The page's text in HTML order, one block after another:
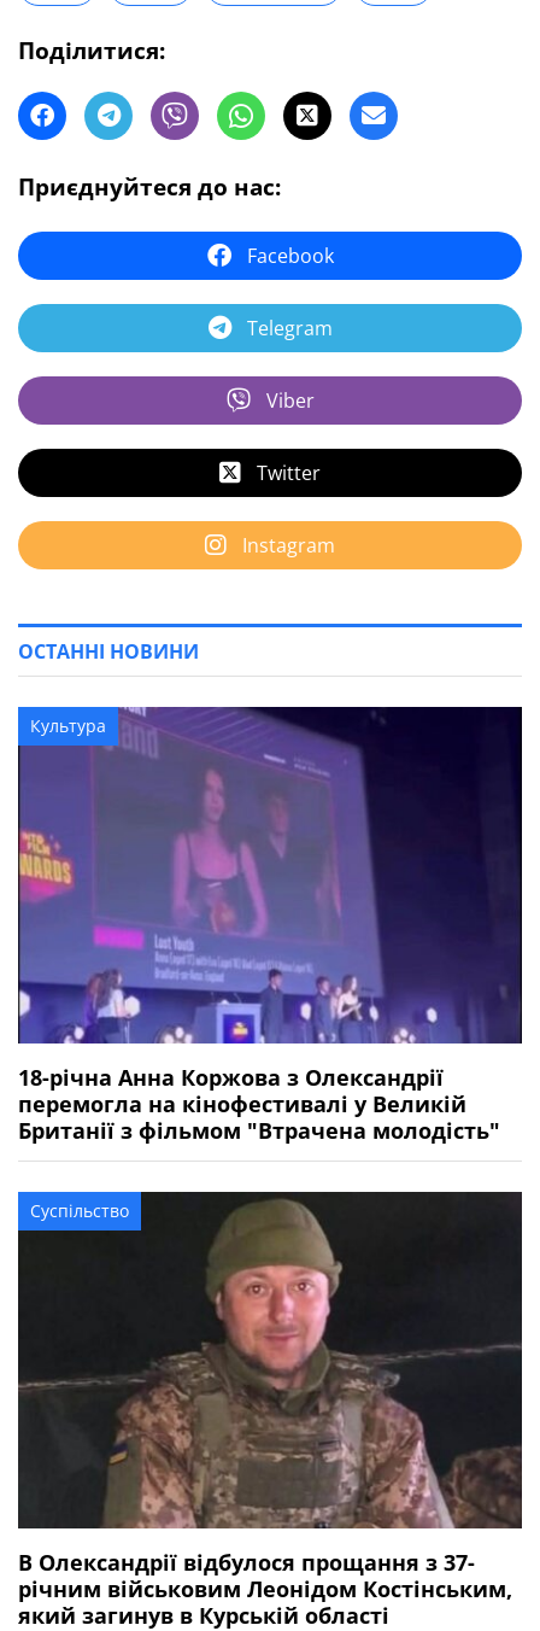
Поділитися:
Приєднуйтеся до нас:
Facebook
Telegram
Viber
Twitter
Instagram
ОСТАННІ НОВИНИ
Культура
18-річна Анна Коржова з Олександрії
перемогла на кінофестивалі у Великій
Британії з фільмом "Втрачена молодість"
Суспільство
В Олександрії відбулося прощання з 37-
річним військовим Леонідом Костінським,
який загинув в Курській області